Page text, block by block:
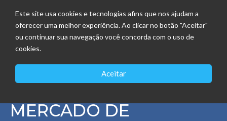
Este site usa cookies e tecnologias afins que nos ajudam a
oferecer uma melhor experiência. Ao clicar no botão "Aceitar"
ou continuar sua navegação você concorda com o uso de
cookies.
Aceitar
CURSOS PARA O
MERCADO DE